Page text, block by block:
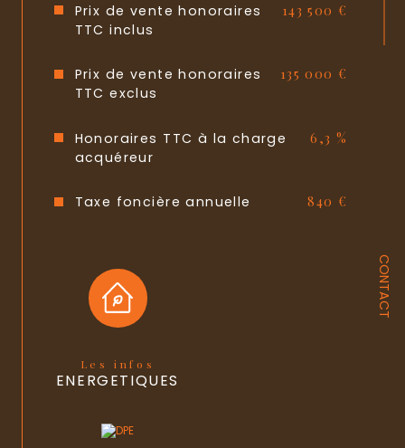
CONTACT
Copropriété
Lot n°
Quote Part annuelle des charges 1 436 €
plan de sauvegarde
Prix de vente honoraires
TTC inclus
143 500 €
Prix de vente honoraires
TTC exclus
135 000 €
Honoraires TTC à la charge
acquéreur
6,3 %
Taxe foncière annuelle 840 €
Les infos
ENERGETIQUES